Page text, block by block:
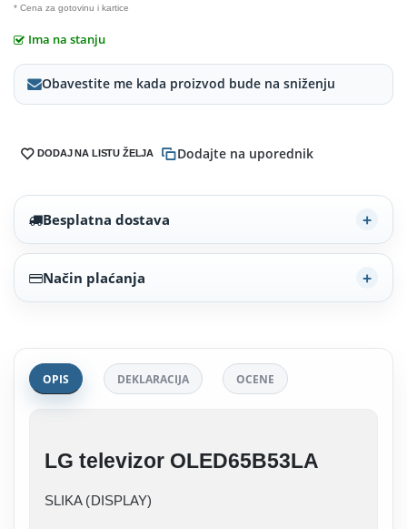
* Cena za gotovinu i kartice
Ima na stanju
Obavestite me kada proizvod bude na sniženju
DODAJ NA LISTU ŽELJA Dodajte na uporednik
Besplatna dostava
Način plaćanja
OPIS DEKLARACIJA OCENE
LG televizor OLED65B53LA
SLIKA (DISPLAY)